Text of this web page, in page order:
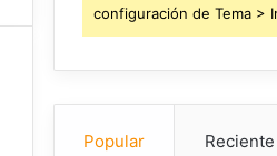
configuración de Tema >
Popular Reciente